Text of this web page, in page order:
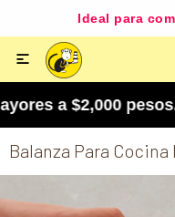
Ideal para

a $2,000
Balanza Para